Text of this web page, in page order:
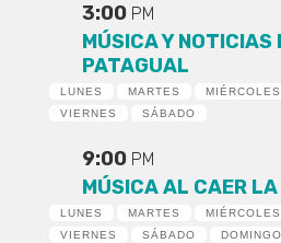
3:00 PM
MÚSICA Y NOTICIAS
PATAGUAL
LUNES MARTES MIÉRCOLES
VIERNES
SÁBADO
9:00 PM
MÚSICA AL CAER LA
LUNES MARTES MIÉRCOLES
VIERNES
SÁBADO DOMINGO